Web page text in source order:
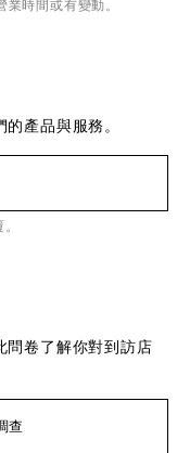
時間或有變動。
產品與服務。
問卷了解你對到訪店
查